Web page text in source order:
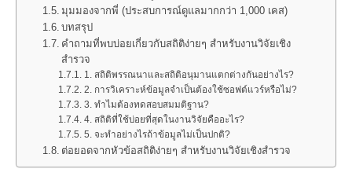
มุมมองจากพี่ (ประสบการณ์ดูแลมากกว่า 1,000 เคส)
บทสรุป
คำถามที่พบบ่อยเกี่ยวกับสถิติง่ายๆ สำหรับงานวิจัยเชิง
สำรวจ
1. สถิติพรรณนาและสถิติอนุมานแตกต่างกันอย่างไร?
2. การวิเคราะห์ข้อมูลจำเป็นต้องใช้ซอฟต์แวร์หรือไม่?
3. ทำไมต้องทดสอบสมมติฐาน?
4. สถิติที่ใช้บ่อยที่สุดในงานวิจัยคืออะไร?
5. จะทำอย่างไรถ้าข้อมูลไม่เป็นปกติ?
ต่อยอดจากหัวข้อสถิติง่ายๆ สำหรับงานวิจัยเชิงสำรวจ